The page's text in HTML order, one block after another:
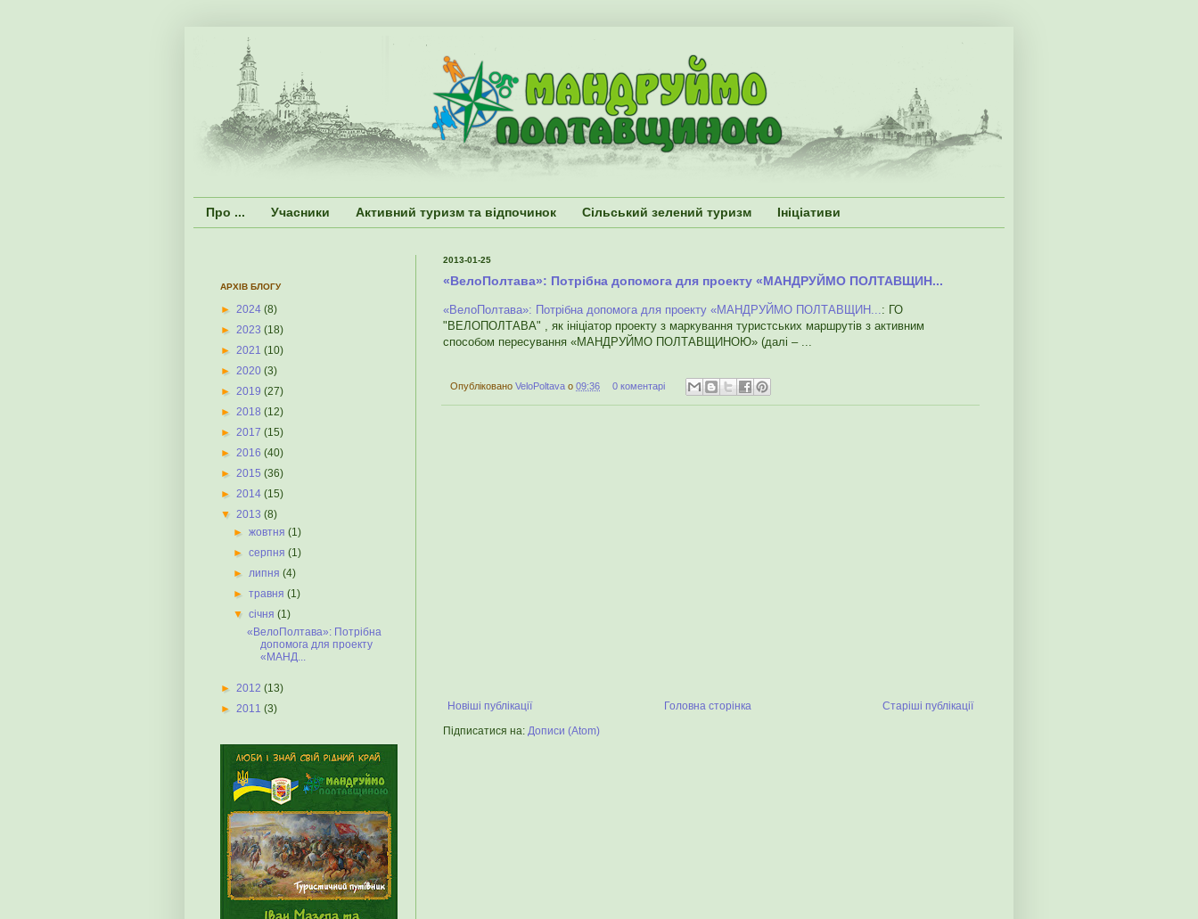
Про ... Учасники Активний туризм та відпочинок Сільський зелений туризм Ініціативи
2013-01-25
«ВелоПолтава»: Потрібна допомога для проекту «МАНДРУЙМО ПОЛТАВЩИН...
«ВелоПолтава»: Потрібна допомога для проекту «МАНДРУЙМО ПОЛТАВЩИН...: ГО
"ВЕЛОПОЛТАВА" , як ініціатор проекту з маркування туристських маршрутів з активним
способом пересування «МАНДРУЙМО ПОЛТАВЩИНОЮ» (далі – ...
Опубліковано VeloPoltava о 09:36 0 коментарі
Новіші публікації Старіші публікації
Головна сторінка
Підписатися на: Дописи (Atom)
АРХІВ БЛОГУ
► 2024 (8)
► 2023 (18)
► 2021 (10)
► 2020 (3)
► 2019 (27)
► 2018 (12)
► 2017 (15)
► 2016 (40)
► 2015 (36)
► 2014 (15)
▼ 2013 (8)
►жовтня(1)
►серпня(1)
► липня(4)
►травня(1)
▼січня(1)
«ВелоПолтава»: Потрібна
допомога для проекту
«МАНД...
► 2012 (13)
► 2011 (3)